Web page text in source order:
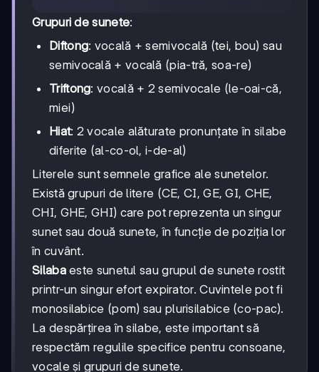
Grupuri de sunete:
Diftong: vocală + semivocală (tei, bou) sau
semivocală + vocală (pia-tră, soa-re)
Triftong: vocală + 2 semivocale (le-oai-că,
miei)
Hiat: 2 vocale alăturate pronunțate în silabe
diferite (al-co-ol, i-de-al)
Literele sunt semnele grafice ale sunetelor.
Există grupuri de litere (CE, CI, GE, GI, CHE,
CHI, GHE, GHI) care pot reprezenta un singur
sunet sau două sunete, în funcție de poziția lor
în cuvânt.
Silabaeste sunetul sau grupul de sunete rostit
printr-un singur efort expirator. Cuvintele pot fi
monosilabice (pom) sau plurisilabice (co-pac).
La despărțirea în silabe, este important să
respectăm regulile specifice pentru consoane,
vocale și grupuri de sunete.